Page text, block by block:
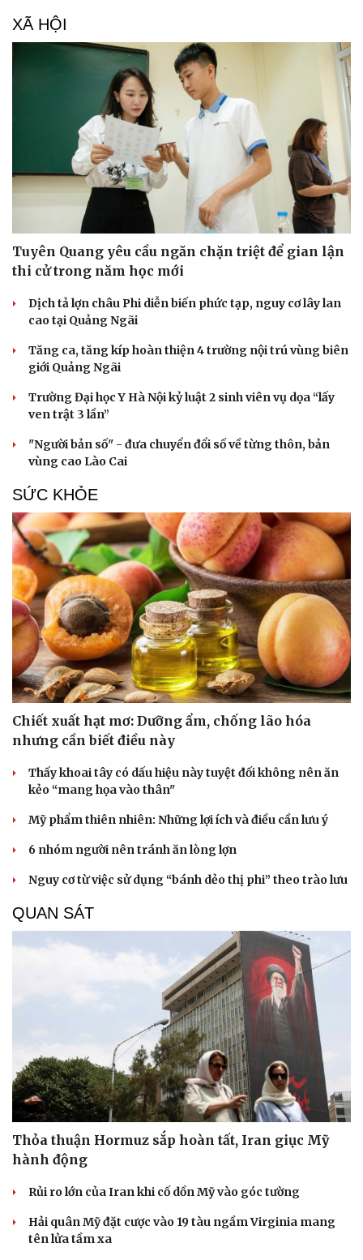
Du lịch
Tư vấn
Săn Tour
check-in
Podcast
Câu chuyện thời sự
Đọc truyện đêm khuya
Cửa sổ tình yêu
Kể chuyện cho bé
Hạt giống tâm hồn
XÃ HỘI
Tuyên Quang yêu cầu ngăn chặn triệt để gian lận
thi cử trong năm học mới
Dịch tả lợn châu Phi diễn biến phức tạp, nguy cơ lây lan
cao tại Quảng Ngãi
Tăng ca, tăng kíp hoàn thiện 4 trường nội trú vùng biên
giới Quảng Ngãi
Trường Đại học Y Hà Nội kỷ luật 2 sinh viên vụ dọa “lấy
ven trật 3 lần”
"Người bản số" - đưa chuyển đổi số về từng thôn, bản
vùng cao Lào Cai
SỨC KHỎE
Chiết xuất hạt mơ: Dưỡng ẩm, chống lão hóa
nhưng cần biết điều này
Thấy khoai tây có dấu hiệu này tuyệt đối không nên ăn
kẻo “mang họa vào thân"
Mỹ phẩm thiên nhiên: Những lợi ích và điều cần lưu ý
6 nhóm người nên tránh ăn lòng lợn
Nguy cơ từ việc sử dụng “bánh dẻo thị phi” theo trào lưu
QUAN SÁT
Thỏa thuận Hormuz sắp hoàn tất, Iran giục Mỹ
hành động
Rủi ro lớn của Iran khi cố dồn Mỹ vào góc tường
Hải quân Mỹ đặt cược vào 19 tàu ngầm Virginia mang
tên lửa tầm xa